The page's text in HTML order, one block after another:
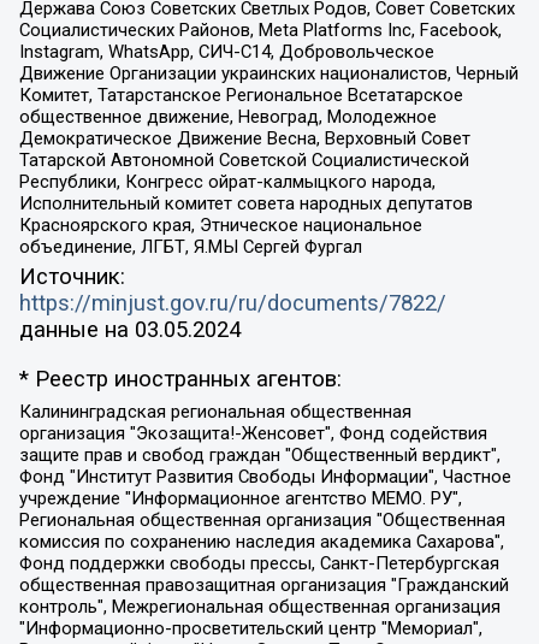
Держава Союз Советских Светлых Родов, Совет Советских
Социалистических Районов, Meta Platforms Inc, Facebook,
Instagram, WhatsApp, СИЧ-С14, Добровольческое
Движение Организации украинских националистов, Черный
Комитет, Татарстанское Региональное Всетатарское
общественное движение, Невоград, Молодежное
Демократическое Движение Весна, Верховный Совет
Татарской Автономной Советской Социалистической
Республики, Конгресс ойрат-калмыцкого народа,
Исполнительный комитет совета народных депутатов
Красноярского края, Этническое национальное
объединение, ЛГБТ, Я.МЫ Сергей Фургал
Источник:
https://minjust.gov.ru/ru/documents/7822/
данные на 03.05.2024
* Реестр иностранных агентов:
Калининградская региональная общественная организация "Экозащита!-Женсовет", Фонд содействия защите прав и свобод граждан "Общественный вердикт", Фонд "Институт Развития Свободы Информации", Частное учреждение "Информационное агентство МЕМО. РУ", Региональная общественная организация "Общественная комиссия по сохранению наследия академика Сахарова", Фонд поддержки свободы прессы, Санкт-Петербургская общественная правозащитная организация "Гражданский контроль", Межрегиональная общественная организация "Информационно-просветительский центр "Мемориал", Региональный Фонд "Центр Защиты Прав Средств Массовой Информации", с 05.12.2023 Фонд "Центр Защиты Прав Средств массовой информации", Региональная общественная благотворительная организация помощи беженцам и мигрантам "Гражданское содействие", Негосударственное образовательное учреждение дополнительного профессионального образования (повышение квалификации) специалистов "АКАДЕМИЯ ПО ПРАВАМ ЧЕЛОВЕКА", Свердловская региональная общественная организация "Сутяжник", Автономная некоммерческая организация "Центр независимых социологических исследований", Союз общественных объединений "Российский исследовательский центр по правам человека", Региональное общественное учреждение научно-информационный центр "МЕМОРИАЛ", Некоммерческая организация "Фонд защиты гласности", Автономная некоммерческая организация "Институт прав человека", Городская общественная организация "Екатеринбургское общество "МЕМОРИАЛ", Городская общественная организация "Рязанское историко-просветительское и правозащитное общество "Мемориал" (Рязанский Мемориал), Челябинский региональный орган общественной самодеятельности – женское общественное объединение "Женщины Евразии", Челябинский региональный орган общественной самодеятельности "Уральская правозащитная группа", Фонд содействия защите здоровья и социальной справедливости имени Андрея Рылькова, Автономная Некоммерческая Организация "Аналитический Центр Юрия Левады", Автономная некоммерческая организация социальной поддержки населения "Проект Апрель", Региональная общественная организация помощи женщинам и детям, находящимся в кризисной ситуации "Информационно-методический центр "Анна", Фонд содействия развитию массовых коммуникаций и правовому просвещению "Так-так-Так", Фонд содействия устойчивому развитию "Серебряная тайга", Свердловский региональный общественный фонд социальных проектов "Новое время", "Idel.Реалии", Кавказ.Реалии, Крым.Реалии, Телеканал Настоящее Время, Татаро-башкирская служба Радио Свобода (Azatliq Radiosi), Радио Свободная Европа/Радио Свобода (PCE/PC), "Сибирь.Реалии", "Фактограф", Благотворительный фонд помощи осужденным и их семьям, Автономная некоммерческая организация "Институт глобализации и социальных движений", Фонд "В защиту прав заключенных", Частное учреждение "Центр поддержки и содействия развитию средств массовой информации", Пензенский региональный общественный благотворительный фонд "Гражданский союз", "Север.Реалии", Некоммерческая организация Фонд "Правовая инициатива", Общество с ограниченной ответственностью "Радио Свободная Европа/Радио Свобода", Чешское информационное агентство "MEDIUM-ORIENT", Красноярская региональная общественная организация "Мы против СПИДа", Камалягин Денис Николаевич, Маркелов Сергей Евгеньевич, Пономарев Лев Александрович, Савицкая Людмила Алексеевна, Автономная некоммерческая организация "Центр по работе с проблемой насилия "НАСИЛИЮ.НЕТ", Межрегиональный профессиональный союз работников здравоохранения "Альянс врачей", Юридическое лицо, зарегистрированное в Латвийской Республике, SIA "Medusa Project" (регистрационный номер 40103797863, дата регистрации 10.06.2014), Некоммерческая организация "Фонд по борьбе с коррупцией", Автономная некоммерческая организация "Институт права и публичной политики", Баданин Роман Сергеевич, Гликин Максим Александрович, Железнова Мария Михайловна, Лукьянова Юлия Сергеевна, Маетная Елизавета Витальевна, Маняхин Петр Борисович, Чуракова Ольга Владимировна, Ярош Юлия Петровна, Юридическое лицо "The Insider SIA", зарегистрированное в Риге, Латвийская Республика (дата регистрации 26.06.2015), являющееся администратором доменного имени интернет-издания "The Insider SIA", https://theins.ru, Постернак Алексей Евгеньевич, Рубин Михаил Аркадьевич, Анин Роман Александрович, Юридическое лицо Istories fonds, зарегистрированное в Латвийской Республике (регистрационный номер 50008295751, дата регистрации 24.02.2020), Великовский Дмитрий Александрович, Долинина Ирина Николаевна, Мароховская Алеся Алексеевна, Шлейнов Роман Юрьевич, Шмагун Олеся Валентиновна, Общество с ограниченной ответственностью "Альтаир 2021", Общество с ограниченной ответственностью "Вега 2021", Общество с ограниченной ответственностью "Главный редактор 2021", Общество с ограниченной ответственностью "Ромашки монолит", Важенков Артем Валерьевич, Ивановская областная общественная организация "Центр гендерных исследований", Гурман Юрий Альбертович, Медиапроект "ОВД-Инфо", Егоров Владимир Владимирович, Жилинский Владимир Александрович, Общество с ограниченной ответственностью "ЗП", Иванова София Юрьевна, Карезина Инна Павловна, Кильтау Екатерина Викторовна, Петров Алексей Викторович, Пискунов Сергей Евгеньевич, Смирнов Сергей Сергеевич, Тихонов Михаил Сергеевич, Общество с ограниченной ответственностью "ЖУРНАЛИСТ-ИНОСТРАННЫЙ АГЕНТ", Арапова Галина Юрьевна, Вольтская Татьяна Анатольевна, Американская компания "Mason G.E.S. Anonymous Foundation" (США), являющаяся владельцем интернет-издания https://mnews.world/, Компания "Stichting Bellingcat", зарегистрированная в Нидерландах (дата регистрации 11.07.2018), Захаров Андрей Вячеславович, Клепиковская Екатерина Дмитриевна, Общество с ограниченной ответственностью "МЕМО", Перл Роман Александрович, Симонов Евгений Алексеевич, Соловьева Елена Анатольевна, Сотников Даниил Владимирович, Сурначева Елизавета Дмитриевна, Автономная некоммерческая организация по защите прав человека и информированию населения "Якутия – Наше Мнение", Общество с ограниченной ответственностью "Москоу диджитал медиа", с 26.01.2023 Общество с ограниченной ответственностью "Чайка Белые сады", Ветошкина Валерия Валерьевна, Заговора Максим Александрович, Межрегиональное общественное движение "Российская ЛГБТ - сеть", Оленичев Максим Владимирович, Павлов Иван Юрьевич, Скворцова Елена Сергеевна, Общество с ограниченной ответственностью "Как бы инагент", Кочетков Игорь Викторович, Общество с ограниченной ответственностью "Честные выборы", Еланчик Олег Александрович, Общество с ограниченной ответственностью "Нобелевский призыв", Гималова Регина Эмилевна, Григорьев Андрей Валерьевич, Григорьева Алина Александровна, Ассоциация по содействию защите прав призывников, альтернативнослужащих и военнослужащих "Правозащитная группа "Гражданин.Армия.Право", Хисамова Регина Фаритовна, Автономная некоммерческая организация по реализации социально-правовых программ "Лилит", Дальневосточное общественное движение "Маяк", Санкт-Петербургская ЛГБТ-инициативная группа "Выход", Инициативная группа ЛГБТ+ "Реверс", Алексеев Андрей Викторович, Бекбулатова Таисия Львовна, Беляев Иван Михайлович, Владыкина Елена Сергеевна, Гельман Марат Александрович, Никульшина Вероника Юрьевна, Толоконникова Надежда Андреевна, Шендерович Виктор Анатольевич, Общество с ограниченной ответственностью "Данное сообщение", Общество с ограниченной ответственностью Издательский дом "Новая глава", Айнбиндер Александра Александровна, Московский комьюнити-центр для ЛГБТ+инициатив, Благотворительный фонд развития филантропии, Deutsche Welle (Германия, Kurt-Schumacher-Strasse 3, 53113 Bonn), Борзунова Мария Михайловна, Воробьев Виктор Викторович, Голубева Анна Львовна, Константинова Алла Михайловна, Малкова Ирина Владимировна, Мурадов Мурад Абдулгалимович, Осетинская Елизавета Николаевна, Понасенков Евгений Николаевич, Ганапольский Матвей Юрьевич, Киселев Евгений Алексеевич, Борухович Ирина Григорьевна, Дремин Иван Тимофеевич, Дубровский Дмитрий Викторович, Красноярская региональная общественная организация поддержки и развития альтернативных образовательных технологий и межкультурных коммуникаций "ИНТЕРРА", Маяковская Екатерина Алексеевна, Фейгин Марк Захарович, Филимонов Андрей Викторович, Дзугкоева Регина Николаевна, Доброхотов Роман Александрович, Дудь Юрий Александрович, Елкин Сергей Владимирович, Кругликов Кирилл Игоревич, Сабунаева Мария Леонидовна, Семенов Алексей Владимирович, Шаинян Карен Багратович, Шульман Екатерина Михайловна, Асафьев Артур Валерьевич, Вахштайн Виктор Семенович, Венедиктов Алексей Алексеевич, Лушникова Екатерина Евгеньевна, Волков Леонид Михайлович, Невзоров Александр Глебович, Пархоменко Сергей Борисович, Сироткин Ярослав Николаевич, Кара-Мурза Владимир Владимирович, Баранова Наталья Владимировна, Гозман Леонид Яковлевич, Кагарлицкий Борис Юльевич, Климарев Михаил Валерьевич, Милов Владимир Станиславович, Автономная некоммерческая организация Краснодарский центр современного искусства "Типография", Моргенштерн Алишер Тагирович, Соболь Любовь Эдуардовна, Общество с ограниченной ответственностью "ЛИЗА НОРМ", Каспаров Гарри Кимович, Ходорковский Михаил Борисович, Общество с ограниченной ответственностью "Апрельские тезисы", Данилович Ирина Брониславовна, Кашин Олег Владимирович, Петров Николай Владимирович, Пивоваров Алексей Владимирович, Соколов Михаил Владимирович, Цветкова Юлия Владимировна, Чичваркин Евгений Александрович, Комитет против пыток/Команда против пыток, Общество с ограниченной ответственностью "Первый научный", Общество с ограниченной ответственностью "Вертолет и ко", Белоцерковская Вероника Борисовна, Кац Максим Евгеньевич, Лазарева Татьяна Юрьевна, Шаведдинов Руслан Табризович, Яшин Илья Валерьевич, Общество с ограниченной ответственностью "Иноагент ААВ", Алешковский Дмитрий Петрович, Альбац Евгения Марковна, Быков Дмитрий Львович, Галямина Юлия Евгеньевна, Лойко Сергей Леонидович, Мартынов Кирилл Константинович, Медведев Сергей Александрович, Крашенинников Федор Геннадиевич, Гордеева Катерина Вл